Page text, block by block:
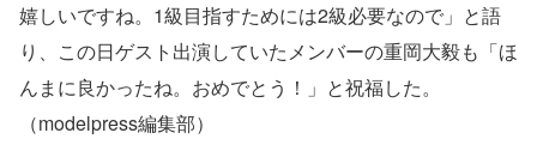
嬉しいですね。1級目指すためには2級必要なので」と語
り、この日ゲスト出演していたメンバーの重岡大毅も「ほ
んまに良かったね。おめでとう！」と祝福した。
（modelpress編集部）